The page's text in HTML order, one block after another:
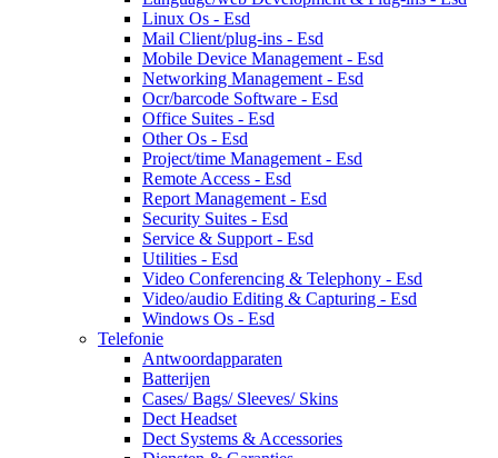
Linux Os - Esd
Mail Client/plug-ins - Esd
Mobile Device Management - Esd
Networking Management - Esd
Ocr/barcode Software - Esd
Office Suites - Esd
Other Os - Esd
Project/time Management - Esd
Remote Access - Esd
Report Management - Esd
Security Suites - Esd
Service & Support - Esd
Utilities - Esd
Video Conferencing & Telephony - Esd
Video/audio Editing & Capturing - Esd
Windows Os - Esd
Telefonie
Antwoordapparaten
Batterijen
Cases/ Bags/ Sleeves/ Skins
Dect Headset
Dect Systems & Accessories